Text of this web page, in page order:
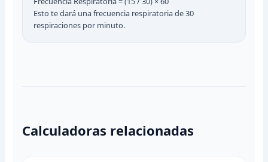
Esto te dará una frecuencia respiratoria de 30
respiraciones por minuto.
Calculadoras relacionadas